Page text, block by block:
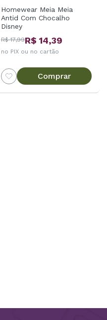
Homewear Meia Meia
Antid Com Chocalho
Disney
R$ 17,99R$ 14,39
no PIX ou no cartão
Comprar